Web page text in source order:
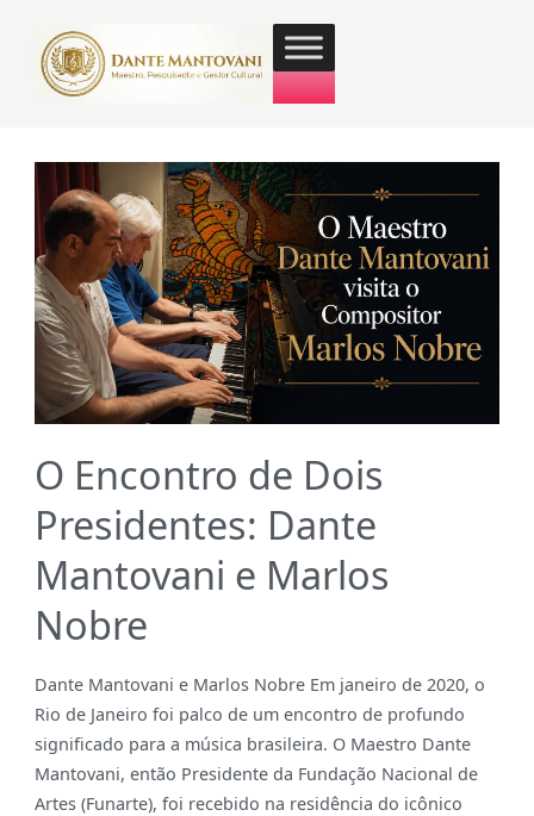
O Encontro de Dois
Presidentes: Dante
Mantovani e Marlos
Nobre
Dante Mantovani e Marlos Nobre Em janeiro de 2020, o
Rio de Janeiro foi palco de um encontro de profundo
significado para a música brasileira. O Maestro Dante
Mantovani, então Presidente da Fundação Nacional de
Artes (Funarte), foi recebido na residência do icônico